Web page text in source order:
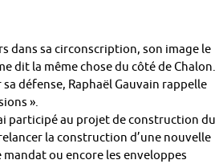
dans sa circonscription, son image le
dit la même chose du côté de Chalon.
défense, Raphaël Gauvain rappelle
».
participé au projet de construction du
la construction d’une nouvelle
ou encore les enveloppes